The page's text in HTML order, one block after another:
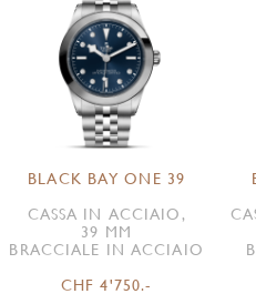
BLACK BAY ONE 39
CASSA IN ACCIAIO,
39 MM
BRACCIALE IN ACCIAIO
CHF 4'750.-